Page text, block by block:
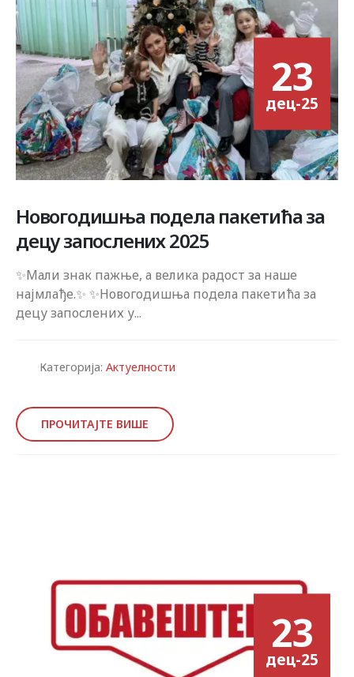
23
дец-25
Новогодишња подела пакетића за
децу запослених 2025
✨Мали знак пажње, а велика радост за наше
најмлађе.✨ ✨Новогодишња подела пакетића за
децу запослених у...
Категорија: Актуелности
ПРОЧИТАЈТЕ ВИШЕ
23
дец-25